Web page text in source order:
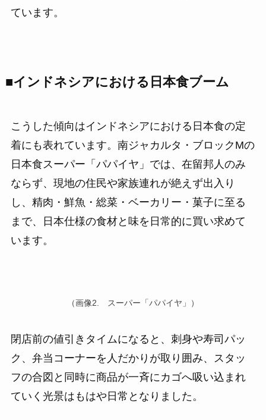
ています。
■インドネシアにおける日本食ブーム
こうした傾向はインドネシアにおける日本食の定
着にも表れています。南ジャカルタ・ブロックMの
日本食スーパー「パパイヤ」では、在留邦人のみ
ならず、現地の住民や家族連れが絶えず出入り
し、精肉・鮮魚・総菜・ベーカリー・菓子に至る
まで、日本仕様の食材と味を日常的に買い求めて
います。
（画像2. スーパー「パパイヤ」）
閉店前の値引きタイムになると、刺身や寿司パッ
ク、弁当コーナーを人だかりが取り囲み、スタッ
フの合図と同時に商品が一斉にカゴへ吸い込まれ
ていく光景はもはや日常となりました。